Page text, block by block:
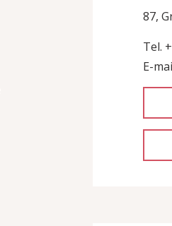
87,
Tel.
E-